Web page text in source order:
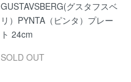
GUSTAVSBERG(グスタフスベ
リ）PYNTA（ピンタ）プレー
ト 24cm
SOLD OUT